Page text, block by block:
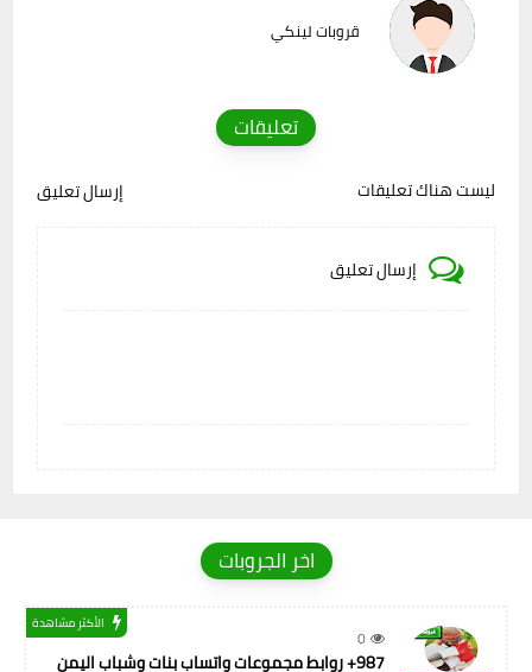
قروبات لينكي
تعليقات
ليست هناك تعليقات إرسال تعليق
إرسال تعليق
اخر الجروبات
0
الأكثر مشاهدة
987+ روابط مجموعات واتساب بنات وشباب اليمن